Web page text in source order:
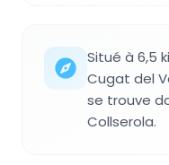
Situé à 6,5
Cugat del
se trouve
Collserola.